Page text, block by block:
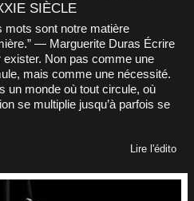
SIÈCLE
mots sont notre matière
— Marguerite Duras Écrire
exister. Non pas comme une
mais comme une nécessité.
un monde où tout circule, où
se multiplie jusqu’à parfois se
Lire l'édito